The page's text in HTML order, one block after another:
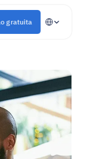
gratuita
Select Language